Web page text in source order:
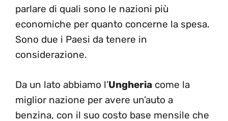
parlare di quali sono le nazioni più
economiche per quanto concerne la spesa.
Sono due i Paesi da tenere in
considerazione.
Da un lato abbiamo l’Ungheria come la
miglior nazione per avere un’auto a
benzina, con il suo costo base mensile che